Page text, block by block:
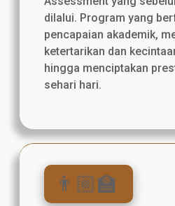
dilalui. Program yang
pencapaian akademik,
ketertarikan dan
hingga menciptakan
sehari hari.
👨🏼‍🏫